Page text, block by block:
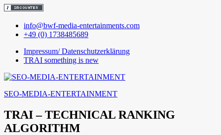
Skip
info@bwf-media-entertainments.com
+49 (0) 1738485689
Impressum/ Datenschutzerklärung
TRAI something is new
SEO-MEDIA-ENTERTAINMENT
TRAI – TECHNICAL RANKING
ALGORITHM